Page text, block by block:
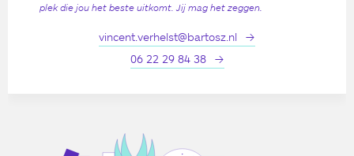
plek die jou het beste uitkomt. Jij mag het zeggen.
vincent.verhelst@bartosz.nl
06 22 29 84 38